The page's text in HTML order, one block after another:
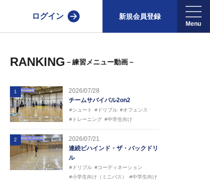
ログイン 新規会員登録
RANKING －練習メニュー動画－
1
2026/07/28
チームサバイバル2on2
#シュート #ドリブル #オフェンス
#トレーニング #中学生向け
2
2026/07/21
連続ビハインド・ザ・バックドリ
ル
#ドリブル #コーディネーション
#小学生向け（ミニバス）
#中学生向け